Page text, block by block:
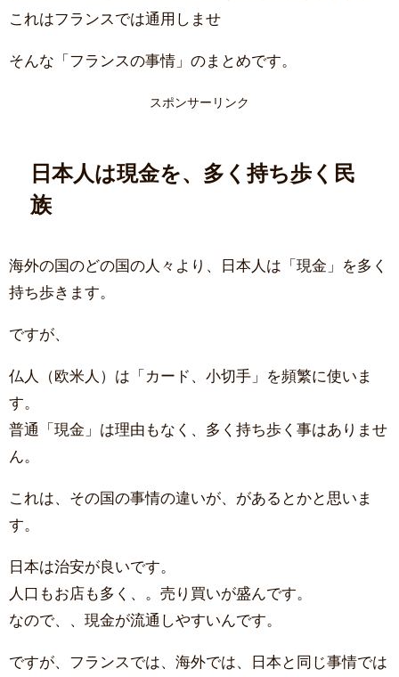
これはフランスでは通用しませ
そんな「フランスの事情」のまとめです。
スポンサーリンク
日本人は現金を、多く持ち歩く民
族
海外の国のどの国の人々より、日本人は「現金」を多く
持ち歩きます。
ですが、
仏人（欧米人）は「カード、小切手」を頻繁に使いま
す。
普通「現金」は理由もなく、多く持ち歩く事はありませ
ん。
これは、その国の事情の違いが、があるとかと思いま
す。
日本は治安が良いです。
人口もお店も多く、。売り買いが盛んです。
なので、、現金が流通しやすいんです。
ですが、フランスでは、海外では、日本と同じ事情では